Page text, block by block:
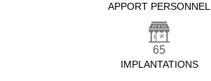
APPORT PERSONNEL
65
IMPLANTATIONS